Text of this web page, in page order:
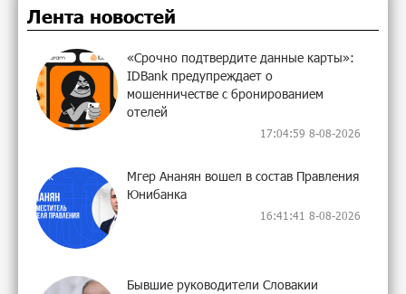
Лента новостей
«Срочно подтвердите данные карты»:
IDBank предупреждает о
мошенничестве с бронированием
отелей
17:04:59 8-08-2026
Мгер Ананян вошел в состав Правления
Юнибанка
16:41:41 8-08-2026
Бывшие руководители Словакии